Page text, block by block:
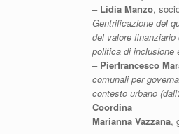
– Lidia Manzo,
Gentrificazione del
del valore
politica di inclusione
– Pierfrancesco
comunali per
contesto urbano
Coordina
Marianna Vazzana,